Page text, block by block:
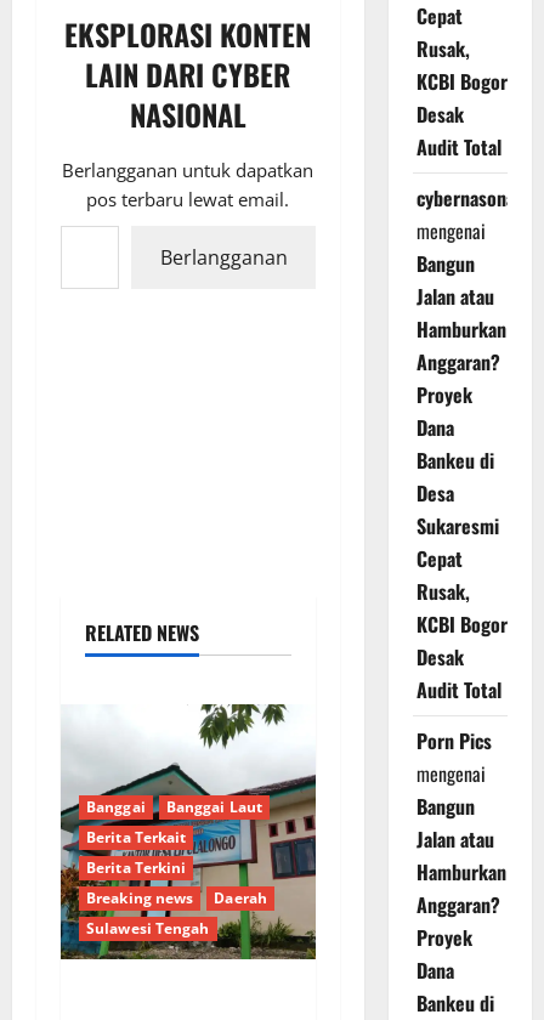
EKSPLORASI KONTEN
LAIN DARI CYBER
NASIONAL
Berlangganan untuk dapatkan
pos terbaru lewat email.
Ketikkan email Anda...
Berlangganan
RELATED NEWS
Banggai
Banggai Laut
Berita Terkait
Berita Terkini
Breaking news
Daerah
Sulawesi Tengah
Cepat
Rusak,
KCBI Bogor
Desak
Audit Total
cybernasonal
mengenai
Bangun
Jalan atau
Hamburkan
Anggaran?
Proyek
Dana
Bankeu di
Desa
Sukaresmi
Cepat
Rusak,
KCBI Bogor
Desak
Audit Total
Porn Pics
mengenai
Bangun
Jalan atau
Hamburkan
Anggaran?
Proyek
Dana
Bankeu di